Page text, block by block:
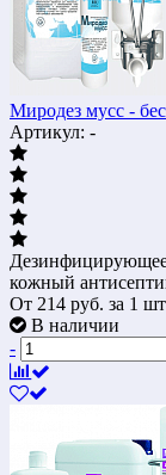
Миродез мусс -
Артикул: -
Дезинфицирующее
кожный
От 214 руб. за 1 шт
В наличии
-